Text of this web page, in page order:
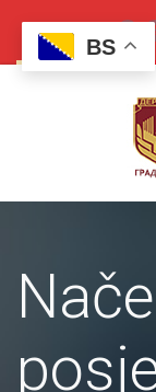
BS